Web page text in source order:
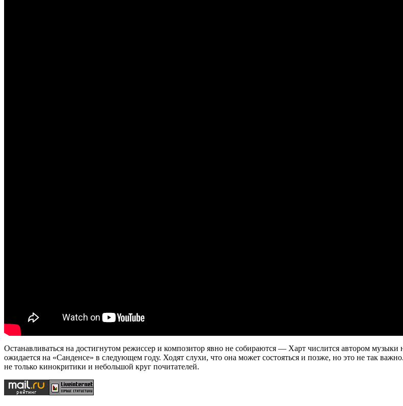
Останавливаться на достигнутом режиссер и композитор явно не собираются — Харт числится автором
ожидается на «Санденсе» в следующем году. Ходят слухи, что она может состояться и позже, но это не так
не только кинокритики и небольшой круг почитателей.